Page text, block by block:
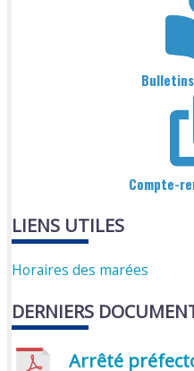
Compte-
LIENS UTILES
Horaires des marées
DERNIERS